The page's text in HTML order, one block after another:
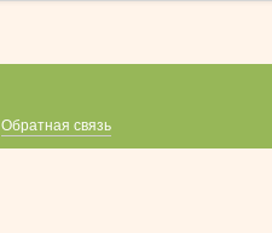
Обратная связь